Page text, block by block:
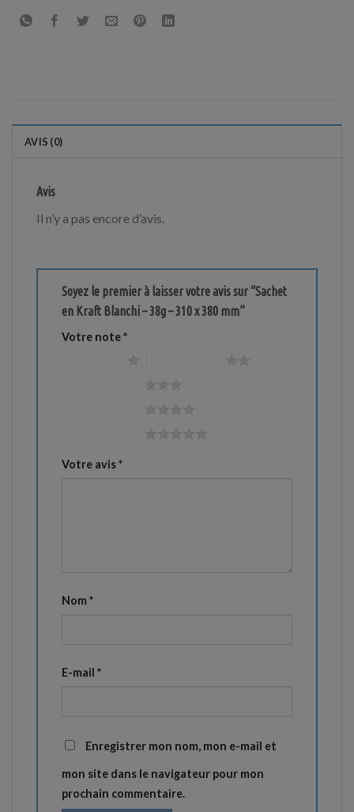
AVIS (0)
Avis
Il n’y a pas encore d’avis.
Soyez le premier à laisser votre avis sur “Sachet
en Kraft Blanchi – 38g – 310 x 380 mm”
Votre note*
Votre avis*
Nom *
E-mail *
Enregistrer mon nom, mon e-mail et
mon site dans le navigateur pour mon
prochain commentaire.